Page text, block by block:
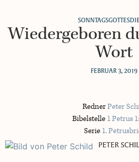
Wiedergeboren
Wort
FEBRUAR 3, 2019
RednerPeter
Bibelstelle 1 Petrus
Serie 1.
PETER